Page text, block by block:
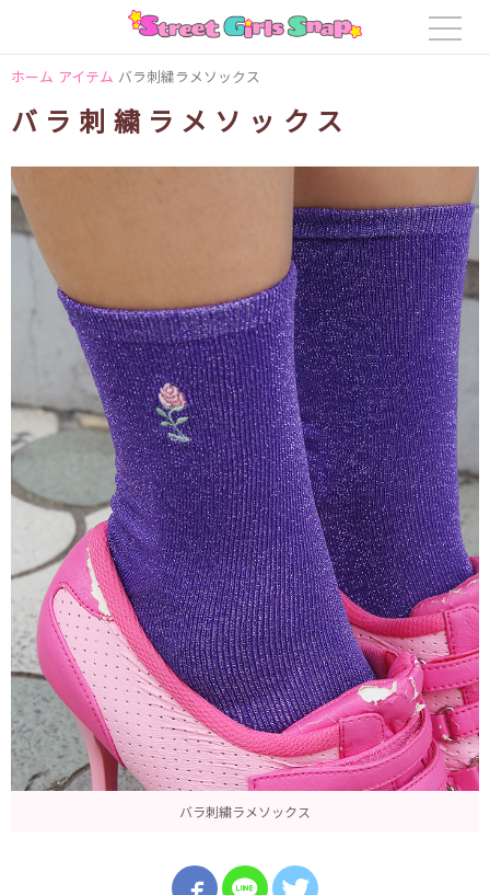
ホーム アイテム バラ刺繍ラメソックス
バラ刺繍ラメソックス
バラ刺繍ラメソックス